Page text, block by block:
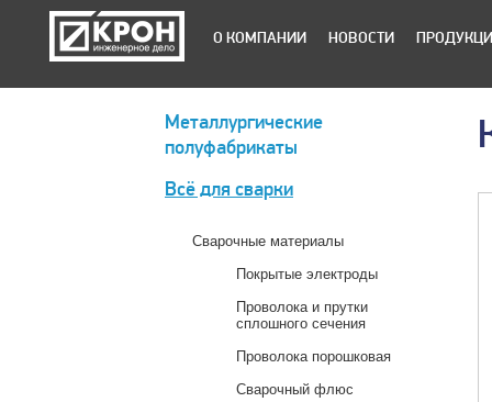
О КОМПАНИИ НОВОСТИ
Металлургические
полуфабрикаты
Всё для сварки
Сварочные материалы
Покрытые электроды
Проволока и прутки
сплошного сечения
Проволока порошковая
Сварочный флюс